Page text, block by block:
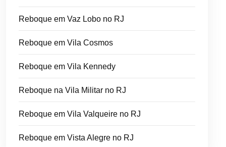
Reboque em Vaz Lobo no RJ
Reboque em Vila Cosmos
Reboque em Vila Kennedy
Reboque na Vila Militar no RJ
Reboque em Vila Valqueire no RJ
Reboque em Vista Alegre no RJ